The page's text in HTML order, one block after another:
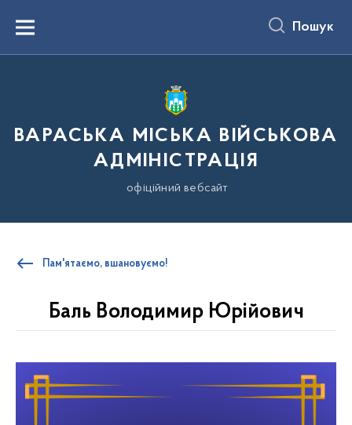
вмістуMenu Пошук
ВАРАСЬКА МІСЬКА ВІЙСЬКОВА
АДМІНІСТРАЦІЯ
офіційний вебсайт
Пам'ятаємо, вшановуємо!
Баль Володимир Юрійович